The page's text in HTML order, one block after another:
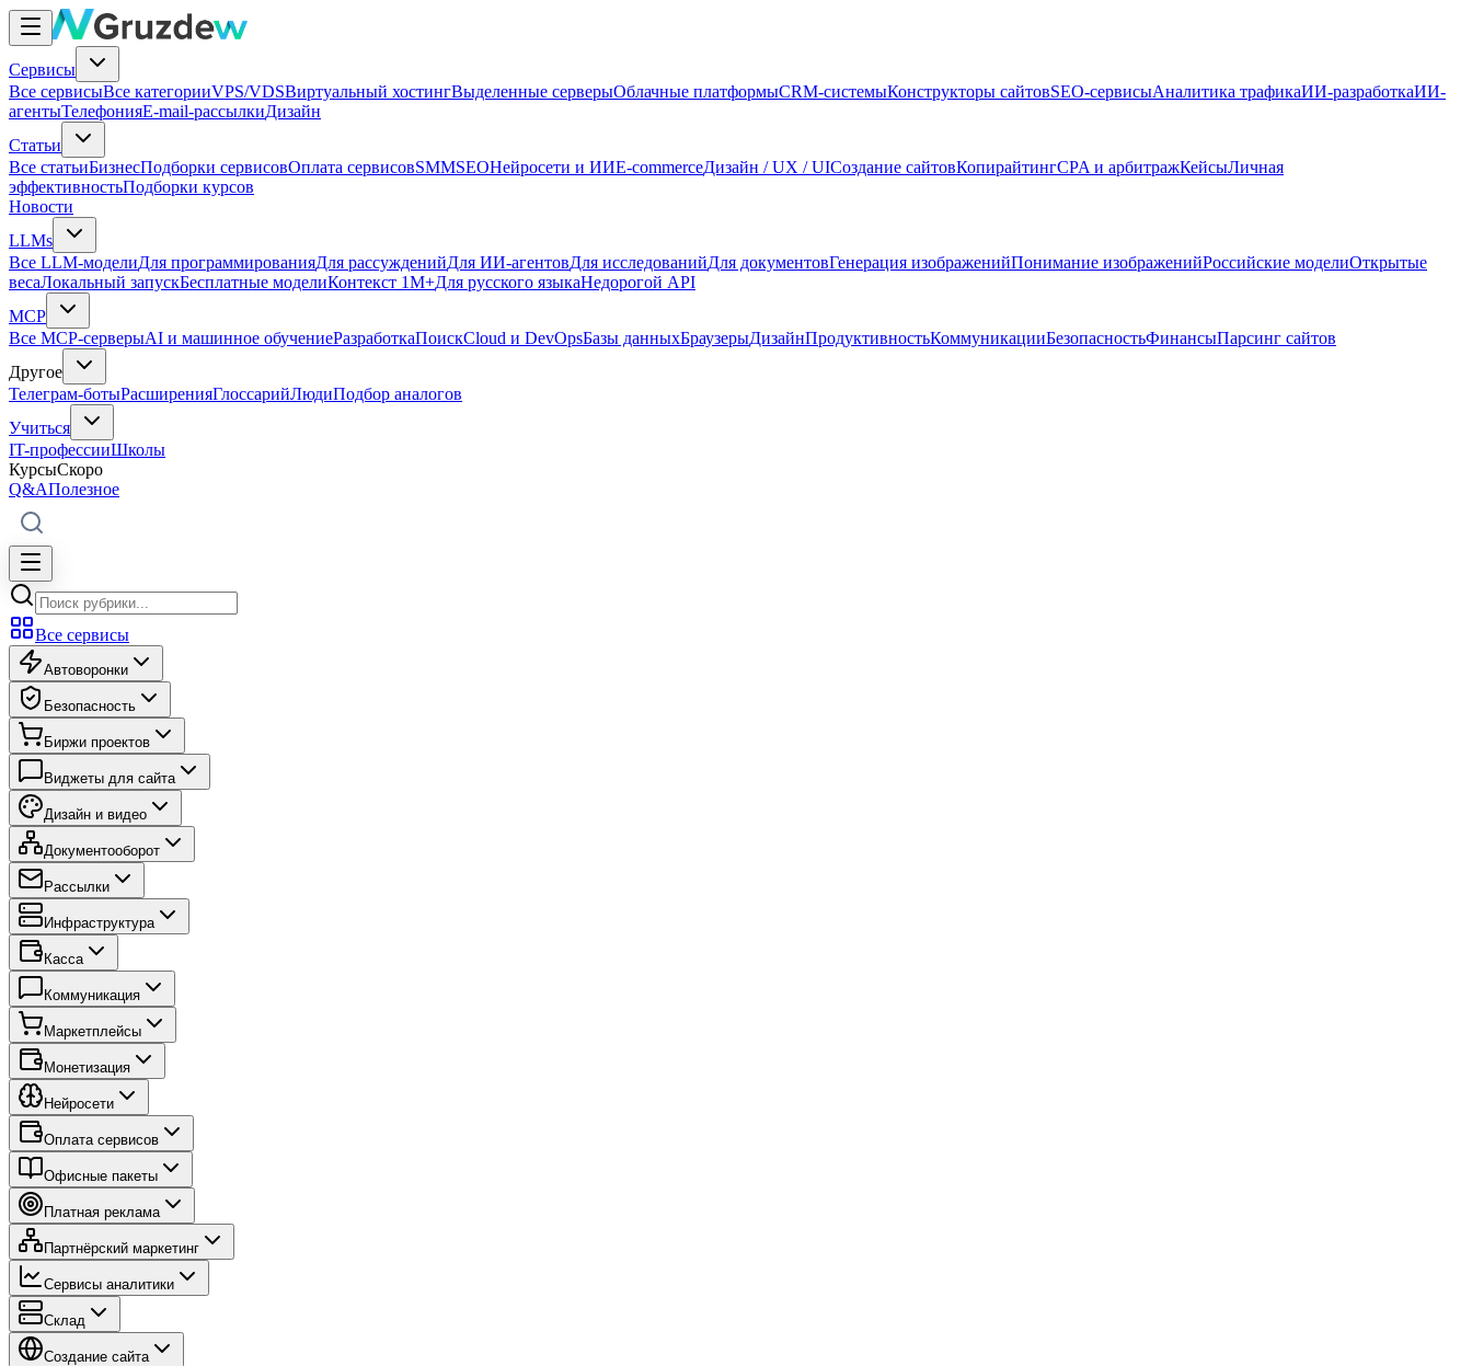
Сервисы
Все сервисыВсе категорииVPS/VDSВиртуальный хостингВыделенные серверыОблачные платформыCRM-системыКонструкторы сайтовSEO-сервисыАналитика трафикаИИ-разработкаИИ-
агентыТелефонияE-mail-рассылкиДизайн
Статьи
Все статьиБизнесПодборки сервисовОплата сервисовSMMSEOНейросети и ИИE-commerceДизайн / UX / UIСоздание сайтовКопирайтингCPA и арбитражКейсыЛичная
эффективностьПодборки курсов
Новости
LLMs
Все LLM-моделиДля программированияДля рассужденийДля ИИ-агентовДля исследованийДля документовГенерация изображенийПонимание изображенийРоссийские моделиОткрытые
весаЛокальный запускБесплатные моделиКонтекст 1M+Для русского языкаНедорогой API
MCP
Все MCP-серверыAI и машинное обучениеРазработкаПоискCloud и DevOpsБазы данныхБраузерыДизайнПродуктивностьКоммуникацииБезопасностьФинансыПарсинг сайтов
Другое
Телеграм-ботыРасширенияГлоссарийЛюдиПодбор аналогов
Учиться
IT-профессииШколы
КурсыСкоро
Q&AПолезное
Все сервисы
Автоворонки
Безопасность
Биржи проектов
Виджеты для сайта
Дизайн и видео
Документооборот
Рассылки
Инфраструктура
Касса
Коммуникация
Маркетплейсы
Монетизация
Нейросети
Оплата сервисов
Офисные пакеты
Платная реклама
Партнёрский маркетинг
Сервисы аналитики
Склад
Создание сайта